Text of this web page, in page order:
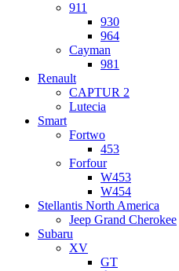
911
930
964
Cayman
981
Renault
CAPTUR 2
Lutecia
Smart
Fortwo
453
Forfour
W453
W454
Stellantis North America
Jeep Grand Cherokee
Subaru
XV
GT